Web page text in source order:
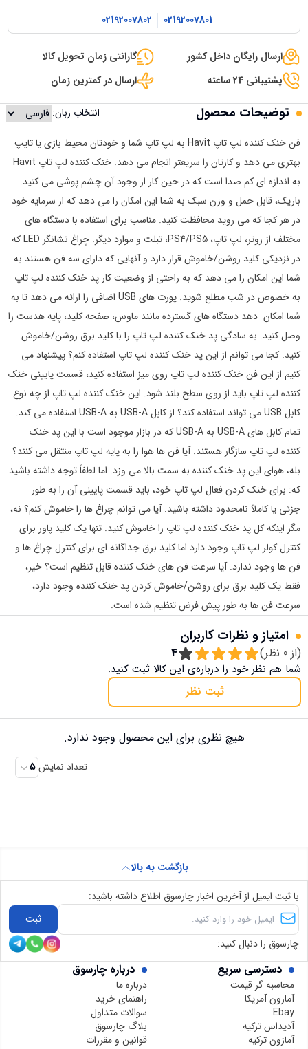
02192007801
02192007802
ارسال رایگان داخل کشور
گارانتی زمان تحویل کالا
پشتیبانی 24 ساعته
ارسال در کمترین زمان
توضیحات محصول
انتخاب زبان:
فن خنک کننده لپ تاپ Havit به لپ تاپ شما و خودتان محیط بازی یا تایپ
بهتری می دهد و کارتان را سریعتر انجام می دهد. خنک کننده لپ تاپ Havit
به اندازه ای کم صدا است که در حین کار از وجود آن چشم پوشی می کنید.
باریک، قابل حمل و وزن سبک به شما این امکان را می دهد که از سرمایه خود
در هر کجا که می روید محافظت کنید. مناسب برای استفاده با دستگاه های
مختلف از روتر، لپ تاپ، PS4/PS5، تبلت و موارد دیگر. چراغ نشانگر LED که
در نزدیکی کلید روشن/خاموش قرار دارد و آنهایی که دارای سه فن هستند به
شما این امکان را می دهد که به راحتی از وضعیت کار پد خنک کننده لپ تاپ
به خصوص در شب مطلع شوید. پورت های USB اضافی را ارائه می دهد تا به
شما امکان دهد دستگاه های گسترده مانند ماوس، صفحه کلید، پایه هدست را
وصل کنید. به سادگی پد خنک کننده لپ تاپ را با کلید برق روشن/خاموش
کنید. کجا می توانم از این پد خنک کننده لپ تاپ استفاده کنم؟ پیشنهاد می
کنیم از این فن خنک کننده لپ تاپ روی میز استفاده کنید، قسمت پایینی خنک
کننده لپ تاپ باید از روی سطح بلند شود. این خنک کننده لپ تاپ از چه نوع
کابل USB می تواند استفاده کند؟ از کابل USB-A به USB-A استفاده می کند.
تمام کابل های USB-A به USB-A که در بازار موجود است با این پد خنک
کننده لپ تاپ سازگار هستند. آیا فن ها هوا را به پایه لپ تاپ منتقل می کنند؟
بله، هوای این پد خنک کننده به سمت بالا می وزد. اما لطفاً توجه داشته باشید
که: برای خنک کردن فعال لپ تاپ خود، باید قسمت پایینی آن را به طور
جزئی یا کاملاً نامحدود داشته باشید. آیا می توانم چراغ ها را خاموش کنم؟ نه،
مگر اینکه کل پد خنک کننده لپ تاپ را خاموش کنید. تنها یک کلید پاور برای
کنترل کولر لپ تاپ وجود دارد اما کلید برق جداگانه ای برای کنترل چراغ ها و
فن ها وجود ندارد. آیا سرعت فن های خنک کننده قابل تنظیم است؟ خیر،
فقط یک کلید برق برای روشن/خاموش کردن پد خنک کننده وجود دارد،
سرعت فن ها به طور پیش فرض تنظیم شده است.
امتیاز و نظرات کاربران
(از 0 نظر) 4
شما هم نظر خود را درباره‌ی این کالا ثبت کنید.
ثبت نظر
هیچ نظری برای این محصول وجود ندارد.
تعداد نمایش 5
دسترسی سریع
محاسبه گر قیمت
آمازون آمریکا
Ebay
آدیداس ترکیه
آمازون ترکیه
درباره چارسوق
درباره ما
راهنمای خرید
سوالات متداول
بلاگ چارسوق
قوانین و مقررات
بازگشت به بالا
با ثبت ایمیل از آخرین اخبار چارسوق اطلاع داشته باشید:
ثبت
چارسوق را دنبال کنید: